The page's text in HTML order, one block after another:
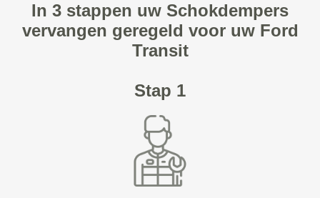
In 3 stappen uw Schokdempers
vervangen geregeld voor uw Ford
Transit
Stap 1